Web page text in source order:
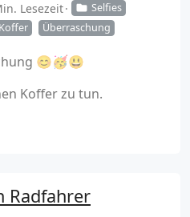
Lesezeit
Selfies
Koffer Überraschung
😊🥳😃
Koffer zu tun.
Radfahrer